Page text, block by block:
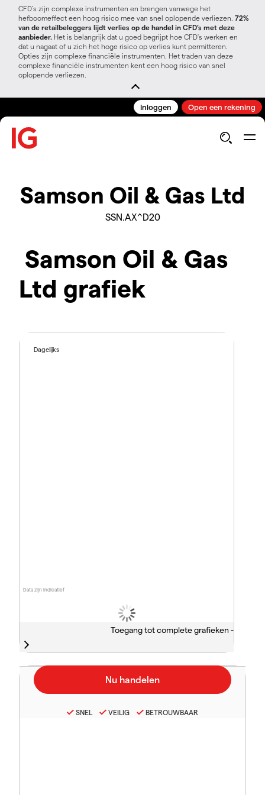
CFD’s zijn complexe instrumenten en brengen vanwege het
hefboomeffect een hoog risico mee van snel oplopende verliezen. 72%
van de retailbeleggers lijdt verlies op de handel in CFD’s met deze
aanbieder. Het is belangrijk dat u goed begrijpt hoe CFD's werken en
dat u nagaat of u zich het hoge risico op verlies kunt permitteren.
Opties zijn complexe financiële instrumenten. Het traden van deze
complexe financiële instrumenten kent een hoog risico van snel
oplopende verliezen.
Inloggen Open een rekening
Samson Oil & Gas Ltd
SSN.AX^D20
Samson Oil & Gas
Ltd grafiek
Data zijn indicatief
Dagelijks
Toegang tot complete grafieken -
SNEL VEILIG BETROUWBAAR